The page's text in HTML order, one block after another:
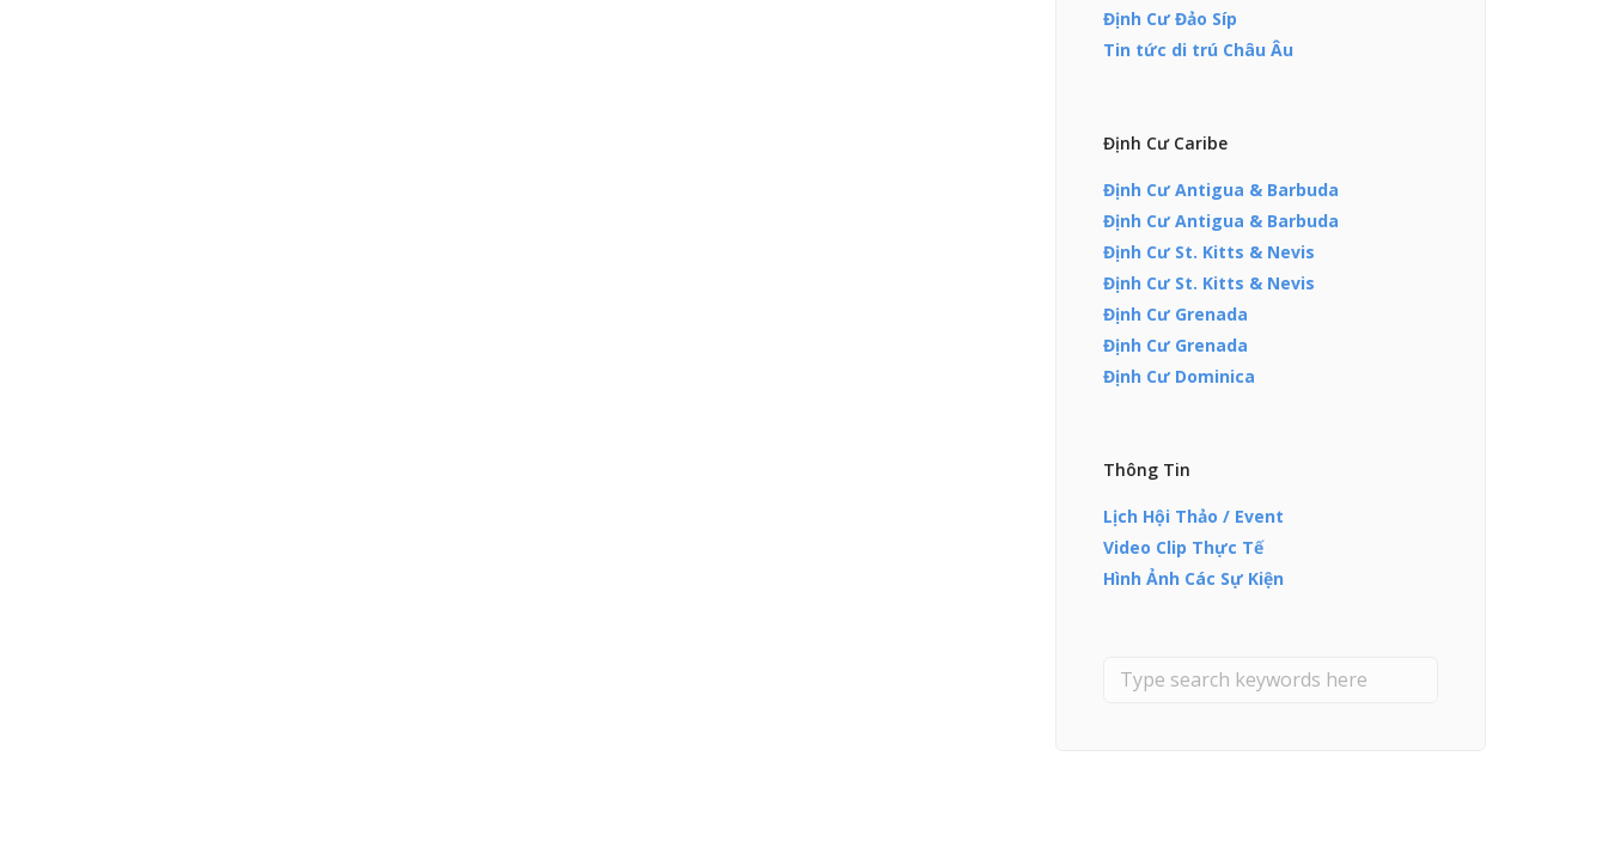
Định Cư Đảo Síp
Tin tức di trú Châu Âu
Định Cư Caribe
Định Cư Antigua & Barbuda
Định Cư Antigua & Barbuda
Định Cư St. Kitts & Nevis
Định Cư St. Kitts & Nevis
Định Cư Grenada
Định Cư Grenada
Định Cư Dominica
Thông Tin
Lịch Hội Thảo / Event
Video Clip Thực Tế
Hình Ảnh Các Sự Kiện